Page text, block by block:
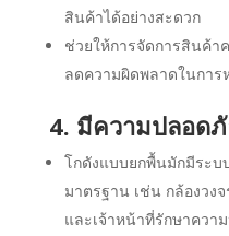
สินค้าได้อย่างสะดวก
ช่วยให้การจัดการสินค้า
ลดความผิดพลาดในการ
4. มีความปลอด
โกดังแบบยกพื้นมักมีระ
มาตรฐาน เช่น กล้องว
และเจ้าหน้าที่รักษาควา